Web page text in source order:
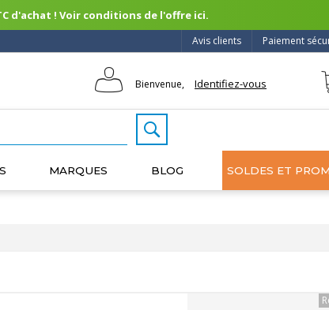
d'achat ! Voir conditions de l'offre ici.
Paiement
Avis clients
Bienvenue, Identifiez-vous
MARQUES BLOG SOLDES ET